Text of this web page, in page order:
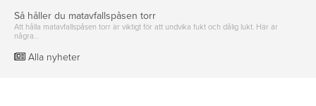
Så håller du matavfallspåsen torr
Att hålla matavfallspåsen torr är viktigt för att undvika fukt och dålig lukt. Här är
några…
Alla nyheter